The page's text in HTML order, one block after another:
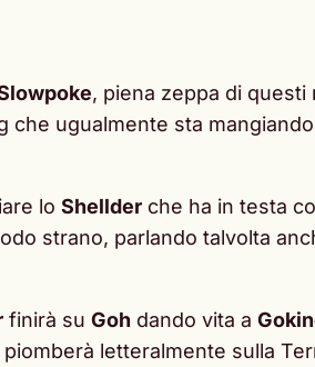
, piena zeppa di questi
che ugualmente sta
lo Shellder che ha in testa
strano, parlando talvolta
finirà su Goh dando vita a
letteralmente sulla